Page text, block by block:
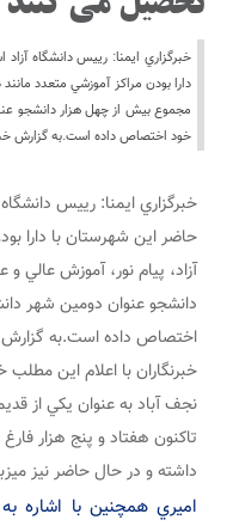
خبرگزاري ايمنا: ریيس دانشگاه
دارا بودن مراكز آموزشي متعدد
مجموع بيش از چهل هزار دانشجو
خود اختصاص داده است.به گزارش
خبرگزاري ايمنا: ریيس
حاضر اين شهرستان با دارا
آزاد، پيام نور، آموزش عالي
دانشجو عنوان دومين شهر
اختصاص داده است.به گزارش
خبرنگاران با اعلام اين
نجف آباد به عنوان يكي از
تاكنون هفتاد و پنج هزار
داشته و در حال حاضر نيز ميزبان نزديك به
اميري همچنين با اشاره